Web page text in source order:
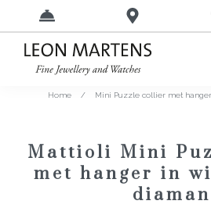
Home / Mini Puzzle collier met
Mattioli Mini
met hanger in